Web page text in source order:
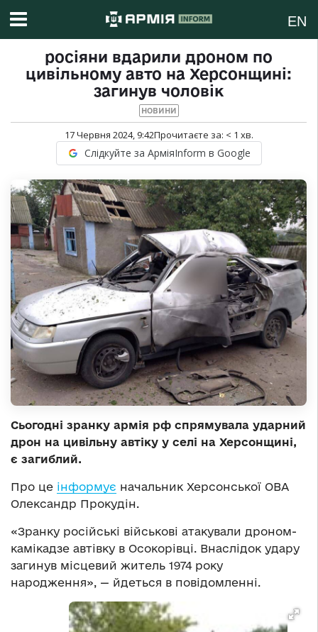
EN
росіяни вдарили дроном по
цивільному авто на Херсонщині:
загинув чоловік
НОВИНИ
17 Червня 2024, 9:42Прочитаєте за: < 1 хв.
Слідкуйте за АрміяInform в Google
Сьогодні зранку армія рф спрямувала ударний
дрон на цивільну автіку у селі на Херсонщині,
є загиблий.
Про це інформує начальник Херсонської ОВА
Олександр Прокудін.
«Зранку російські військові атакували дроном-
камікадзе автівку в Осокорівці. Внаслідок удару
загинув місцевий житель 1974 року
народження», — йдеться в повідомленні.